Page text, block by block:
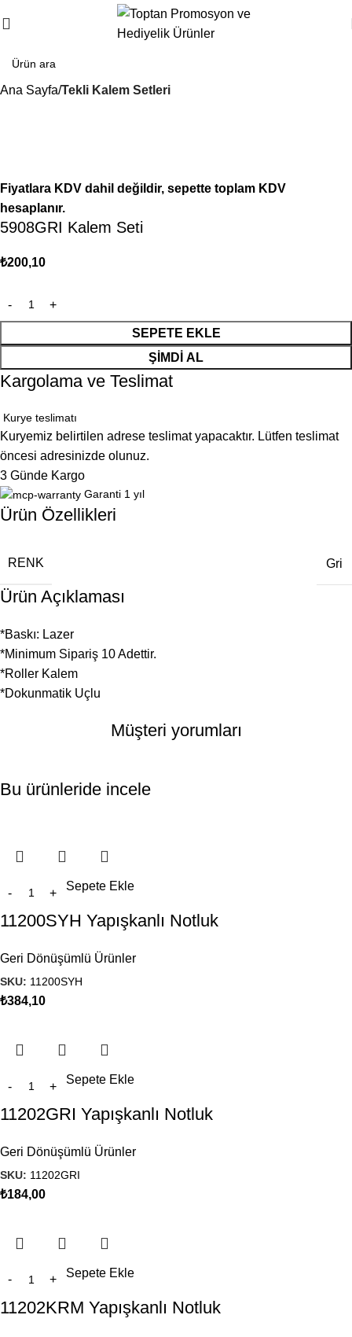
Ana Sayfa Tekli Kalem Setleri
Fiyatlara KDV dahil değildir, sepette toplam KDV
hesaplanır.
5908GRI Kalem Seti
₺200,10
SEPETE EKLE
ŞIMDI AL
Kargolama ve Teslimat
Kurye teslimatı
Kuryemiz belirtilen adrese teslimat yapacaktır. Lütfen teslimat
öncesi adresinizde olunuz.
3 Günde Kargo
Garanti 1 yıl
Ürün Özellikleri
RENK Gri
Ürün Açıklaması
*Baskı: Lazer
*Minimum Sipariş 10 Adettir.
*Roller Kalem
*Dokunmatik Uçlu
Müşteri yorumları
Bu ürünleride incele
Sepete Ekle
11200SYH Yapışkanlı Notluk
Geri Dönüşümlü Ürünler
SKU: 11200SYH
₺384,10
Sepete Ekle
11202GRI Yapışkanlı Notluk
Geri Dönüşümlü Ürünler
SKU: 11202GRI
₺184,00
Sepete Ekle
11202KRM Yapışkanlı Notluk